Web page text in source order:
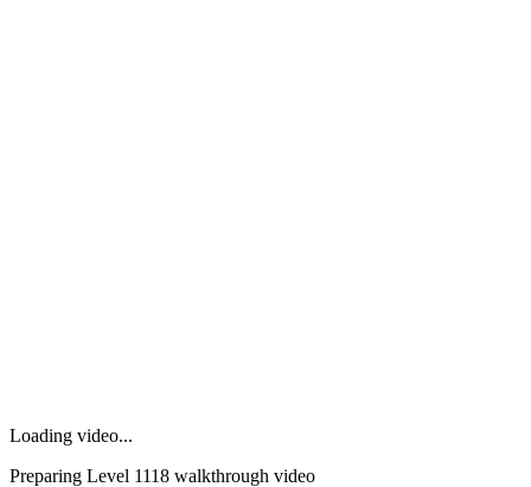
Loading video...
Preparing Level 1118 walkthrough video